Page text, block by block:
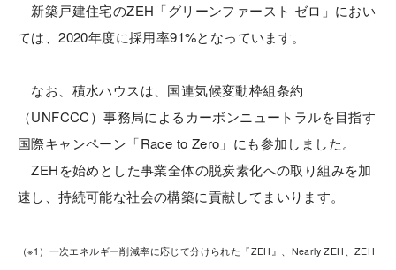
新築戸建住宅のZEH「グリーンファースト ゼロ」におい
ては、2020年度に採用率91%となっています。
なお、積水ハウスは、国連気候変動枠組条約
（UNFCCC）事務局によるカーボンニュートラルを目指す
国際キャンペーン「Race to Zero」にも参加しました。
ZEHを始めとした事業全体の脱炭素化への取り組みを加
速し、持続可能な社会の構築に貢献してまいります。
（※1）一次エネルギー削減率に応じて分けられた『ZEH』、Nearly ZEH、ZEH